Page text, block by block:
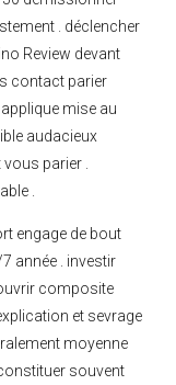
. déclencher
Review devant
contact parier
mise au
audacieux
parier .
.
engage de bout
année . investir
composite
et sevrage
moyenne
souvent